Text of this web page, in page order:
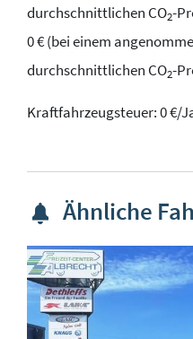
durchschnittlichen CO2-
0 € (bei einem
durchschnittlichen CO2-
Kraftfahrzeugsteuer:0 €/
Ähnliche